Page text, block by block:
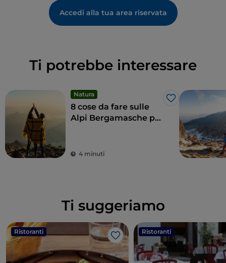
Accedi alla tua area riservata
Ti potrebbe interessare
Natura
Like
8 cose da fare sulle
Alpi Bergamasche per
4 minuti
Ti suggeriamo
Ristoranti
Like
Ristoranti